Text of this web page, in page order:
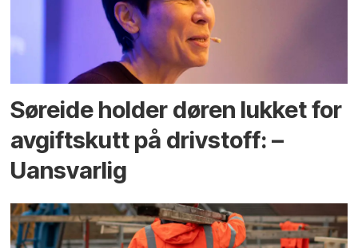
Søreide holder døren lukket for
avgiftskutt på drivstoff: –
Uansvarlig